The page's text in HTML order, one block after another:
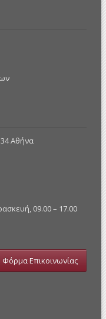
34 Αθήνα
09.00 – 17.00
Φόρμα Επικοινωνίας